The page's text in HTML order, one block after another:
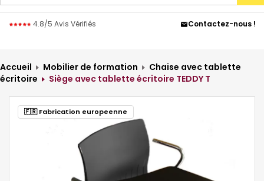
4.8/5 Avis Vérifiés Contactez-nous !
Accueil Mobilier de formation
Chaise avec tablette
écritoire
Siège avec tablette écritoire TEDDY T